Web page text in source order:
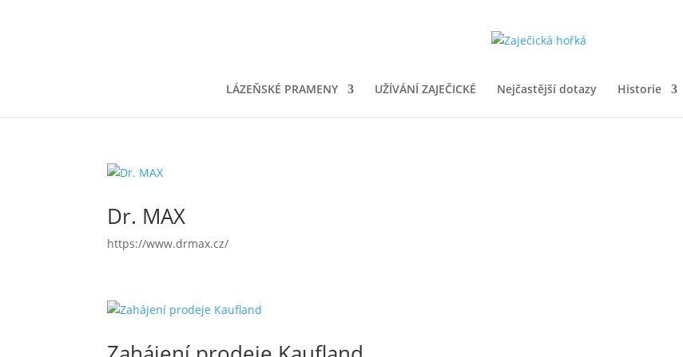
LÁZEŇSKÉ PRAMENY UŽÍVÁNÍ ZAJEČICKÉ Nejčastější dotazy Historie
Dr. MAX
https://www.drmax.cz/